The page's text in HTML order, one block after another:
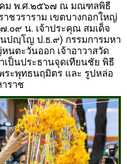
คม พ.ศ.๒๕๖๗ ณ มณฑลพิธี
ชวราราม เขตบางกอกใหญ่
.๐๙ น. เจ้าประคุณ สมเด็จ
ปญฺโญ ป.ธ.๙) กรรมการมหา
นตะวันออก เจ้าอาวาสวัด
เป็นประธานจุดเทียนชัย พิธี
ระพุทธนฤมิตร และ รูปหล่อ
ราช